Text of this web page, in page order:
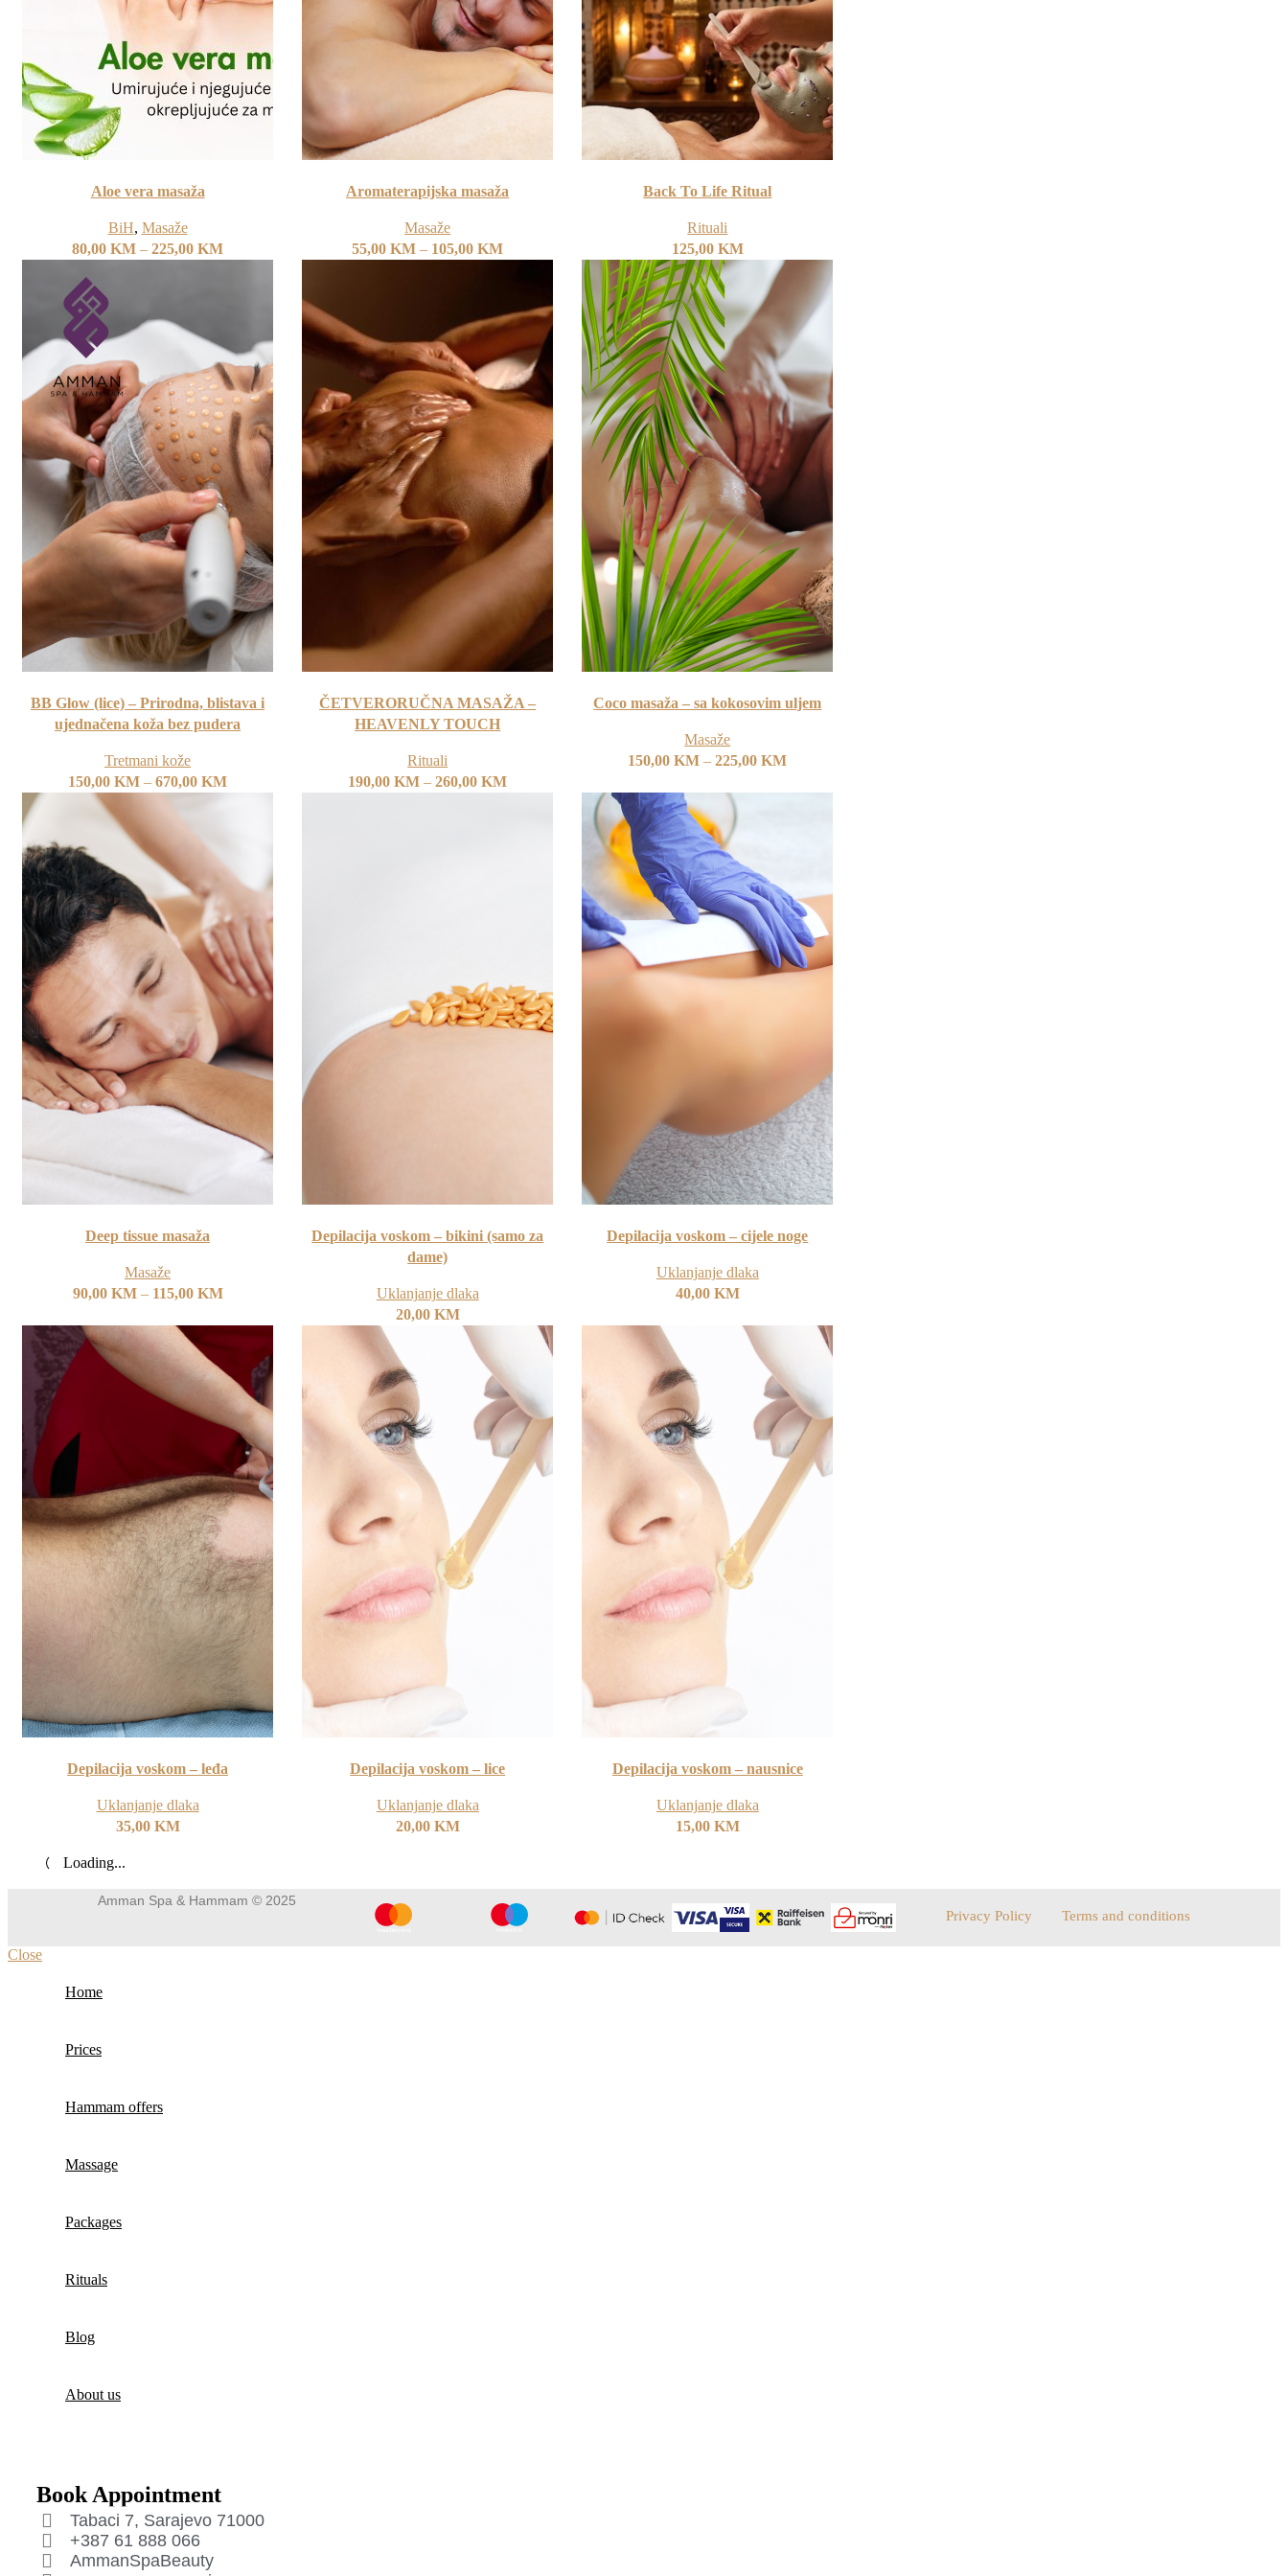
Aloe vera masaža
BiH, Masaže
80,00KM – 225,00KM
Aromaterapijska masaža
Masaže
55,00KM – 105,00KM
Back To Life Ritual
Rituali
125,00 KM
BB Glow (lice) – Prirodna, blistava i
ujednačena koža bez pudera
Tretmani kože
150,00KM – 670,00KM
ČETVERORUČNA MASAŽA –
HEAVENLY TOUCH
Rituali
190,00KM – 260,00KM
Coco masaža – sa kokosovim uljem
Masaže
150,00KM – 225,00KM
Deep tissue masaža
Masaže
90,00 KM – 115,00 KM
Depilacija voskom – bikini (samo za
dame)
Uklanjanje dlaka
20,00 KM
Depilacija voskom – cijele noge
Uklanjanje dlaka
40,00 KM
Depilacija voskom – leđa
Uklanjanje dlaka
35,00 KM
Depilacija voskom – lice
Uklanjanje dlaka
20,00 KM
Depilacija voskom – nausnice
Uklanjanje dlaka
15,00 KM
Loading...
Amman Spa & Hammam © 2025
Privacy Policy
Terms and conditions
Close
Home
Prices
Hammam offers
Massage
Packages
Rituals
Blog
About us
Book Appointment
Tabaci 7, Sarajevo 71000
+387 61 888 066
AmmanSpaBeauty